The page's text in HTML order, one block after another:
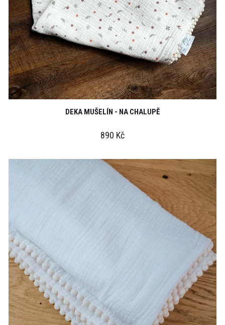
DEKA MUŠELÍN - NA CHALUPĚ
890 Kč